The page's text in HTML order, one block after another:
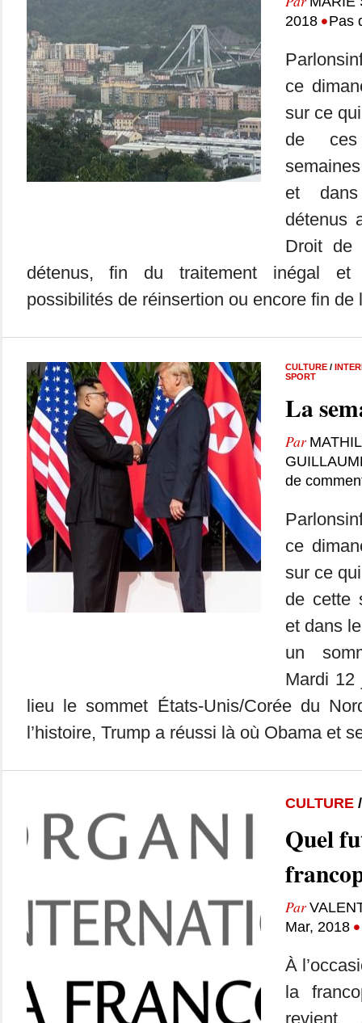
2018 •Pas
ce
sur ce
de ces
et
détenus
Droit de
détenus, fin du traitement inégal et
possibilités de réinsertion ou encore fin de
CULTURE/
SPORT
La
Par
de
ce
sur ce
de cette
et dans
un
Mardi 12
lieu le sommet États-Unis/Corée du
l’histoire, Trump a réussi là où Obama et
CULTURE
Quel
Par
Mar, 2018 •
À
la
revient